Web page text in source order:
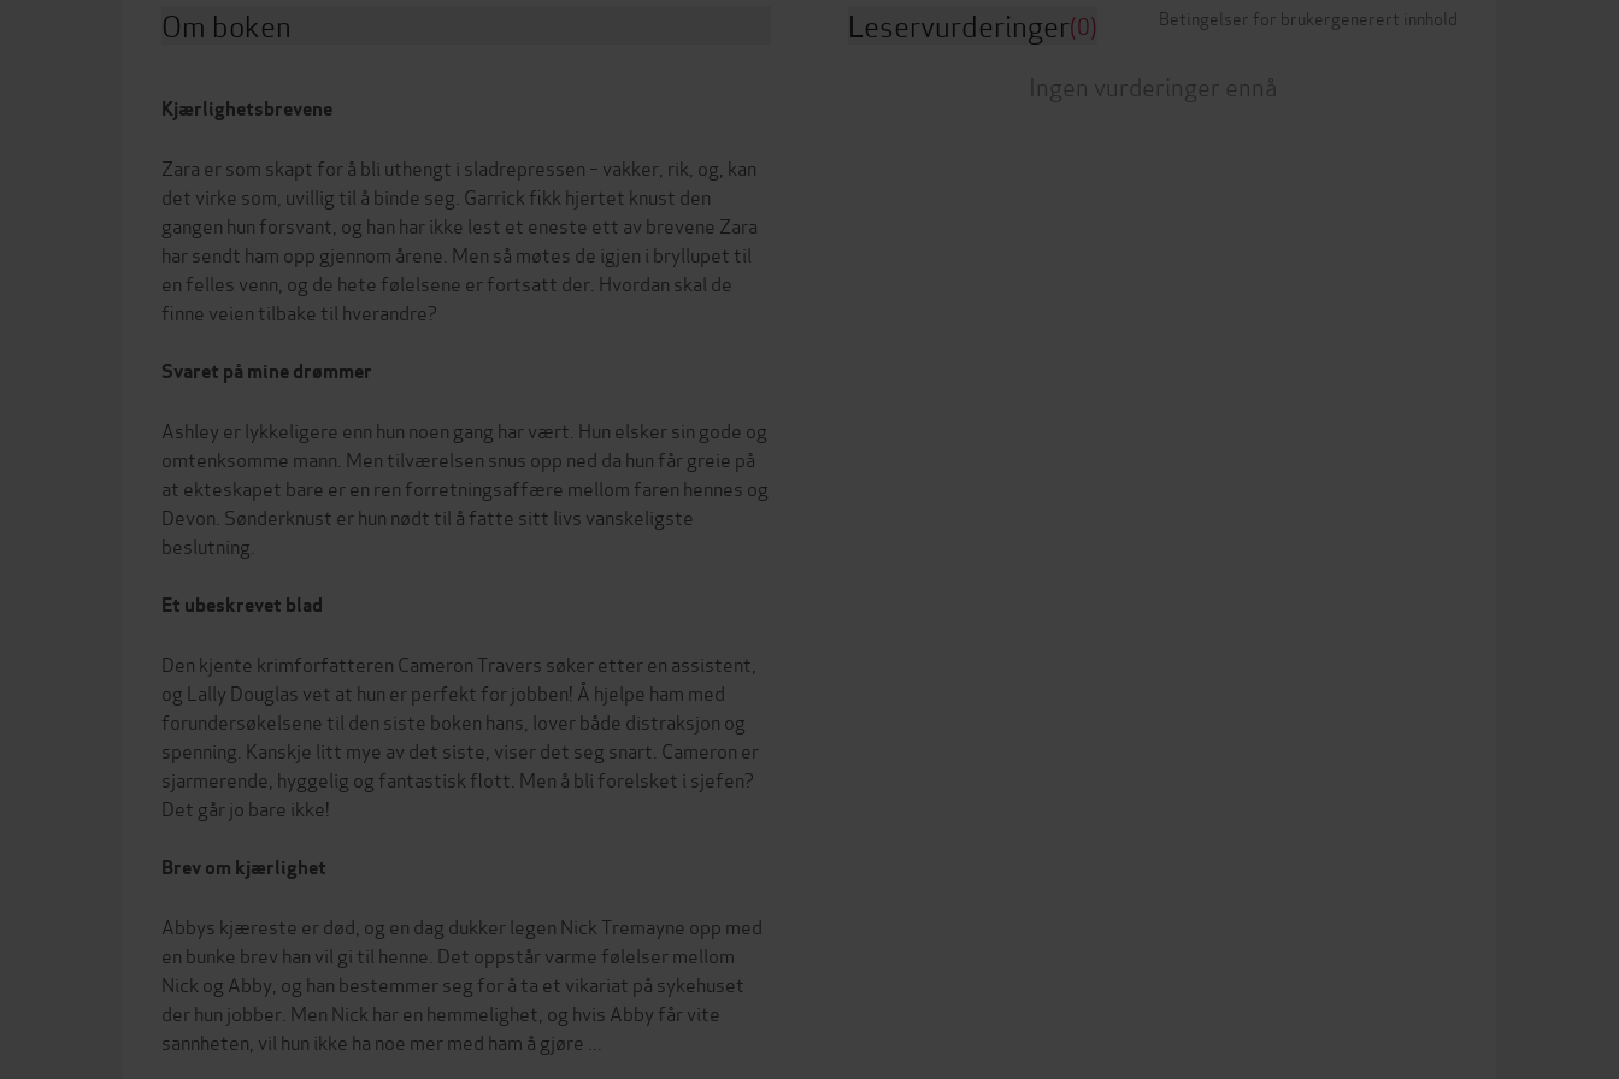
Om boken
Kjærlighetsbrevene
Zara er som skapt for å bli uthengt i sladrepressen – vakker, rik, og, kan
det virke som, uvillig til å binde seg. Garrick fikk hjertet knust den
gangen hun forsvant, og han har ikke lest et eneste ett av brevene Zara
har sendt ham opp gjennom årene. Men så møtes de igjen i bryllupet til
en felles venn, og de hete følelsene er fortsatt der. Hvordan skal de
finne veien tilbake til hverandre?
Svaret på mine drømmer
Ashley er lykkeligere enn hun noen gang har vært. Hun elsker sin gode og
omtenksomme mann. Men tilværelsen snus opp ned da hun får greie på
at ekteskapet bare er en ren forretningsaffære mellom faren hennes og
Devon. Sønderknust er hun nødt til å fatte sitt livs vanskeligste
beslutning.
Et ubeskrevet blad
Den kjente krimforfatteren Cameron Travers søker etter en assistent,
og Lally Douglas vet at hun er perfekt for jobben! Å hjelpe ham med
forundersøkelsene til den siste boken hans, lover både distraksjon og
spenning. Kanskje litt mye av det siste, viser det seg snart. Cameron er
sjarmerende, hyggelig og fantastisk flott. Men å bli forelsket i sjefen?
Det går jo bare ikke!
Brev om kjærlighet
Abbys kjæreste er død, og en dag dukker legen Nick Tremayne opp med
en bunke brev han vil gi til henne. Det oppstår varme følelser mellom
Nick og Abby, og han bestemmer seg for å ta et vikariat på sykehuset
der hun jobber. Men Nick har en hemmelighet, og hvis Abby får vite
sannheten, vil hun ikke ha noe mer med ham å gjøre ...
Leservurderinger(0) Betingelser for brukergenerert innhold
Ingen vurderinger ennå